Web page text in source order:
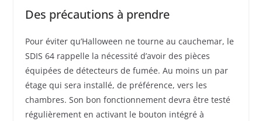
Des précautions à prendre
Pour éviter qu’Halloween ne tourne au cauchemar, le
SDIS 64 rappelle la nécessité d’avoir des pièces
équipées de détecteurs de fumée. Au moins un par
étage qui sera installé, de préférence, vers les
chambres. Son bon fonctionnement devra être testé
régulièrement en activant le bouton intégré à